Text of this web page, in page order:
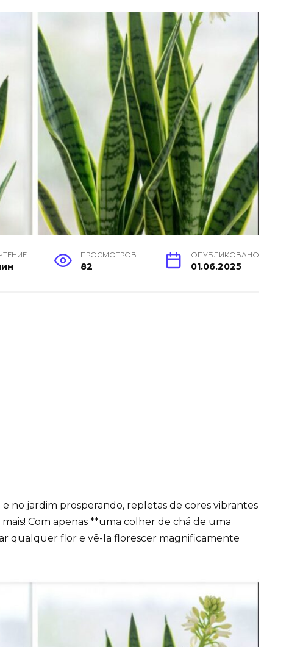
ПРОСМОТРОВ
82
ОПУБЛИКОВАНО
01.06.2025
e no jardim prosperando, repletas de cores vibrantes
Com apenas **uma colher de chá de uma
qualquer flor e vê-la florescer magnificamente